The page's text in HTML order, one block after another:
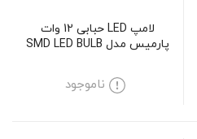
لامپ LED حبابی 12 وات
پارمیس مدل SMD LED BULB
ناموجود